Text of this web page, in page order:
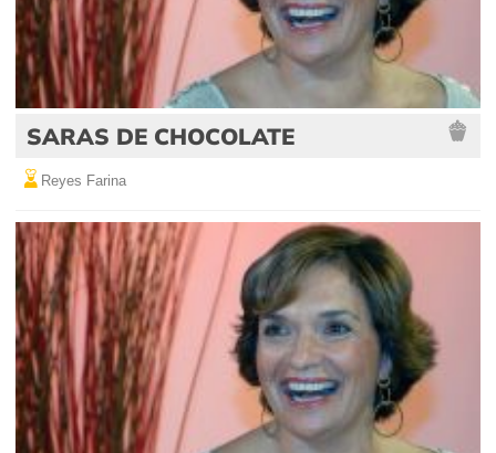
SARAS DE CHOCOLATE
Reyes Farina